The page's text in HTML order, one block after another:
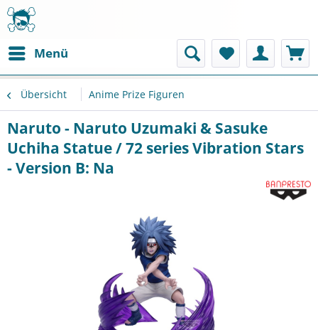
Menü
Übersicht Anime Prize Figuren
Naruto - Naruto Uzumaki & Sasuke
Uchiha Statue / 72 series Vibration Stars
- Version B: Na